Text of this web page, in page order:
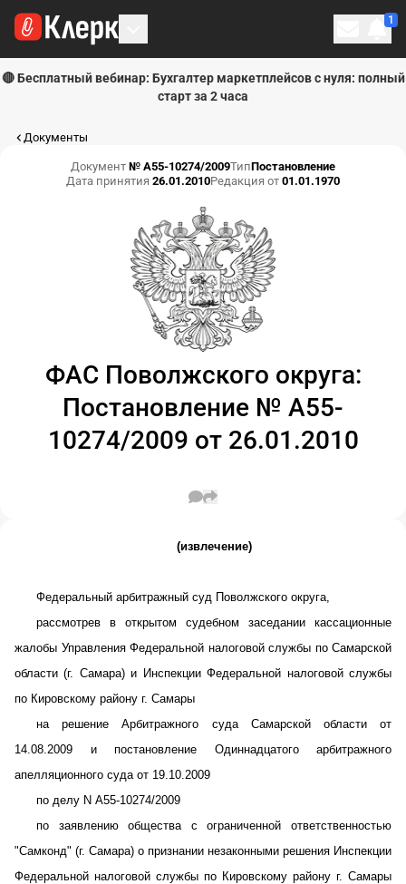
1
🔴 Бесплатный вебинар: Бухгалтер маркетплейсов с нуля: полный
старт за 2 часа
Документы
Документ № А55-10274/2009ТипПостановление
Дата принятия 26.01.2010Редакция от 01.01.1970
ФАС Поволжского округа:
Постановление № А55-
10274/2009 от 26.01.2010
(извлечение)
Федеральный арбитражный суд Поволжского округа,
рассмотрев в открытом судебном заседании кассационные
жалобы Управления Федеральной налоговой службы по Самарской
области (г. Самара) и Инспекции Федеральной налоговой службы
по Кировскому району г. Самары
на решение Арбитражного суда Самарской области от
14.08.2009 и постановление Одиннадцатого арбитражного
апелляционного суда от 19.10.2009
по делу N А55-10274/2009
по заявлению общества с ограниченной ответственностью
"Самконд" (г. Самара) о признании незаконными решения Инспекции
Федеральной налоговой службы по Кировскому району г. Самары